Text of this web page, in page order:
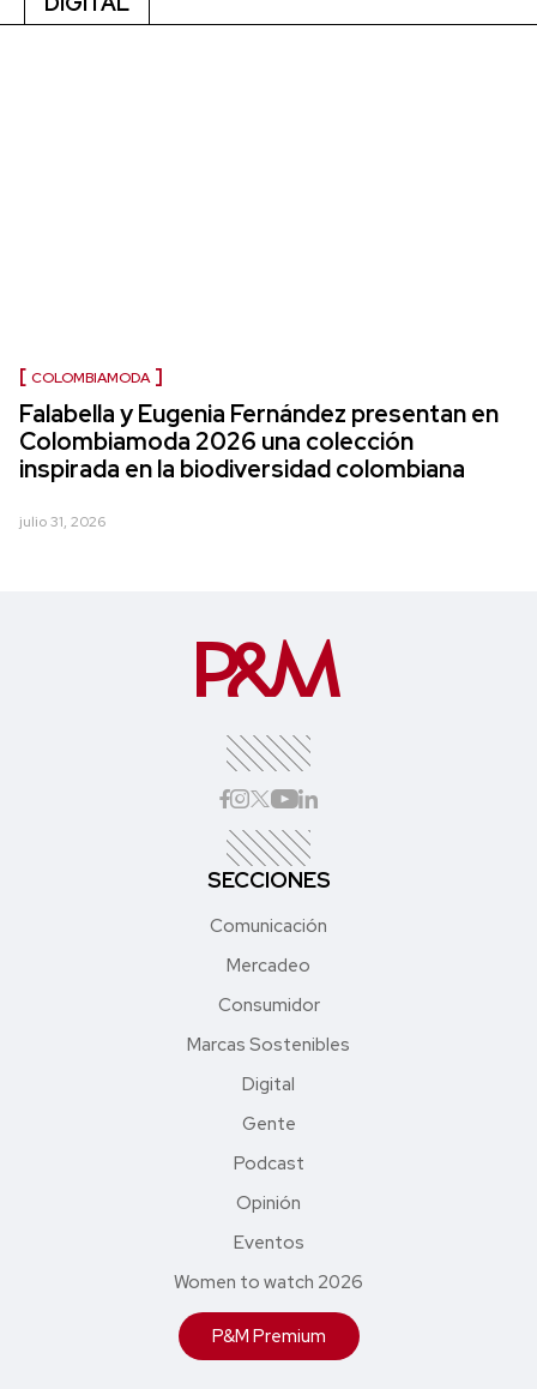
COLOMBIAMODA
Falabella y Eugenia Fernández presentan en
Colombiamoda 2026 una colección
inspirada en la biodiversidad colombiana
julio 31, 2026
SECCIONES
Comunicación
Mercadeo
Consumidor
Marcas Sostenibles
Digital
Gente
Podcast
Opinión
Eventos
Women to watch 2026
P&M Premium